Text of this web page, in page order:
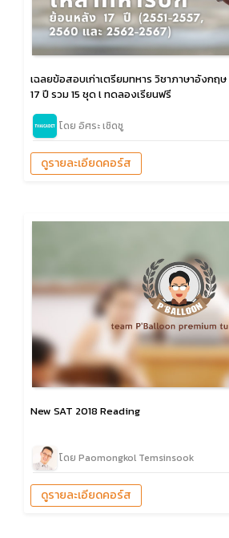
เฉลยข้อสอบเก่าเตรียมทหาร วิชาภาษาอังกฤ
17 ปี รวม 15 ชุด l ทดลองเรียนฟรี
โดย อิศระ เชิดชู
ดูรายละเอียดคอร์ส
New SAT 2018 Reading
โดย Paomongkol Temsinsook
ดูรายละเอียดคอร์ส